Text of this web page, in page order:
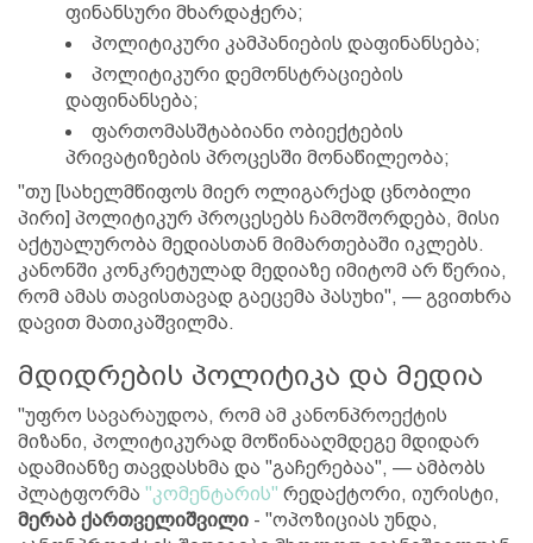
ფინანსური მხარდაჭერა;
პოლიტიკური კამპანიების დაფინანსება;
პოლიტიკური დემონსტრაციების
დაფინანსება;
ფართომასშტაბიანი ობიექტების
პრივატიზების პროცესში მონაწილეობა;
"თუ [სახელმწიფოს მიერ ოლიგარქად ცნობილი
პირი] პოლიტიკურ პროცესებს ჩამოშორდება, მისი
აქტუალურობა მედიასთან მიმართებაში იკლებს.
კანონში კონკრეტულად მედიაზე იმიტომ არ წერია,
რომ ამას თავისთავად გაეცემა პასუხი", — გვითხრა
დავით მათიკაშვილმა.
მდიდრების პოლიტიკა და მედია
"უფრო სავარაუდოა, რომ ამ კანონპროექტის
მიზანი, პოლიტიკურად მოწინააღმდეგე მდიდარ
ადამიანზე თავდასხმა და "გაჩერებაა", — ამბობს
პლატფორმა "კომენტარის" რედაქტორი, იურისტი,
მერაბ ქართველიშვილი - "ოპოზიციას უნდა,